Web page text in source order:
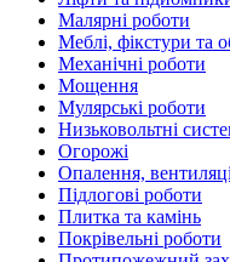
Малярні роботи
Меблі, фікстури та
Механічні роботи
Мощення
Мулярські роботи
Низьковольтні
Огорожі
Опалення,
Підлогові роботи
Плитка та камінь
Покрівельні роботи